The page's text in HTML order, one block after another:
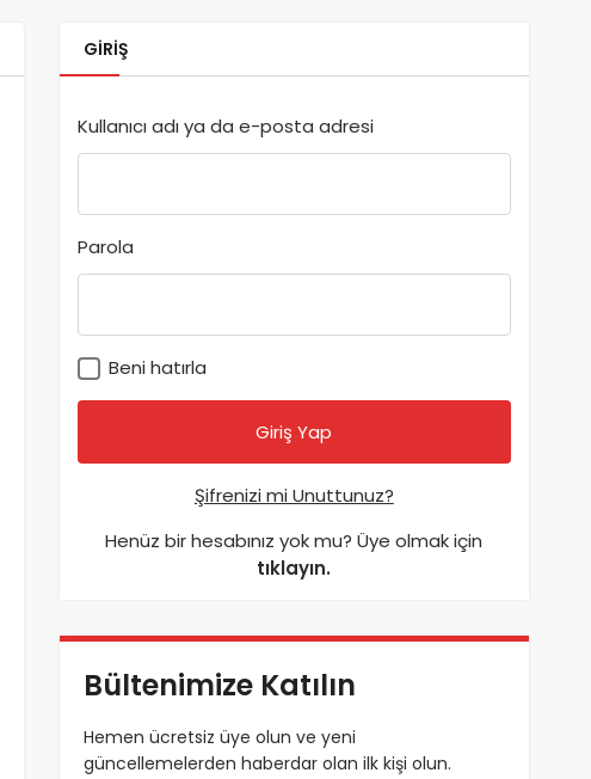
GIRIŞ
Kullanıcı adı ya da e-posta adresi
Parola
Beni hatırla
Şifrenizi mi Unuttunuz?
Henüz bir hesabınız yok mu? Üye olmak için
tıklayın.
Bültenimize Katılın
Hemen ücretsiz üye olun ve yeni
güncellemelerden haberdar olan ilk kişi olun.